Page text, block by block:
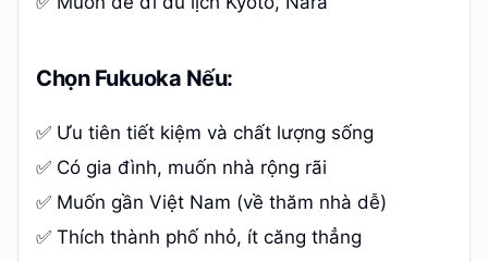
Chọn Fukuoka Nếu:
✅ Ưu tiên tiết kiệm và chất lượng sống
✅ Có gia đình, muốn nhà rộng rãi
✅ Muốn gần Việt Nam (về thăm nhà dễ)
✅ Thích thành phố nhỏ, ít căng thẳng